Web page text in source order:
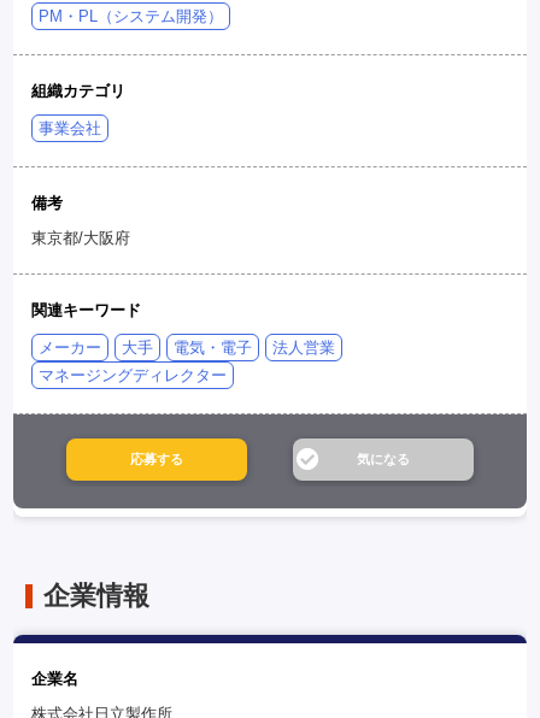
PM・PL（システム開発）
組織カテゴリ
事業会社
備考
東京都/大阪府
関連キーワード
メーカー 大手 電気・電子
法人営業
マネージングディレクター
企業情報
企業名
株式会社日立製作所